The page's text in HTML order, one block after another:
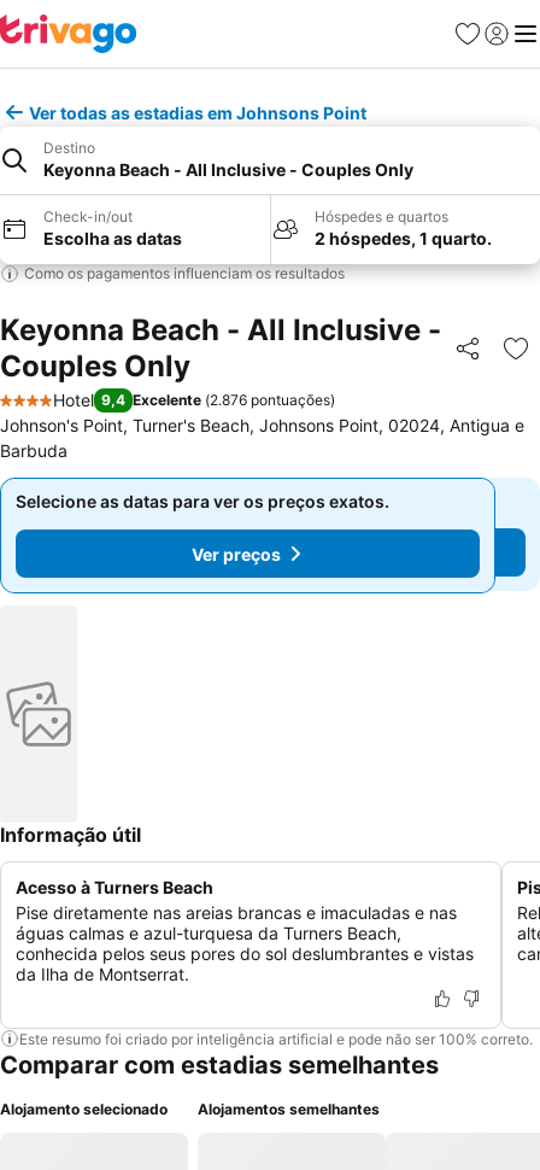
Favoritos
Iniciar
Ver todas as estadias em Johnsons Point
Destino
Keyonna Beach - All Inclusive - Couples Only
Check-in/out
Escolha as datas
Hóspedes e quartos
2 hóspedes, 1 quarto.
Como os pagamentos influenciam os resultados
Keyonna Beach - All Inclusive -
Couples Only
Partilhar
4 Estrelas
Hotel 9,4 Excelente (2.876 pontuações)
Johnson's Point, Turner's Beach, Johnsons Point, 02024, Antigua e
Barbuda
Selecione as datas para ver os preços exatos.
Ver preços
Selecione as datas para ver os preços exatos.
Ver preços
Informação útil
Acesso à Turners Beach
Pise diretamente nas areias brancas e imaculadas e nas
águas calmas e azul-turquesa da Turners Beach,
conhecida pelos seus pores do sol deslumbrantes e vistas
da Ilha de Montserrat.
Este resumo foi criado por inteligência artificial e pode não ser 100% correto.
Comparar com estadias semelhantes
Alojamento selecionado Alojamentos semelhantes